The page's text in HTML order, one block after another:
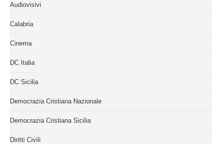
Audiovisivi
Calabria
Cinema
DC Italia
DC Sicilia
Democrazia Cristiana Nazionale
Democrazia Cristiana Sicilia
Diritti Civili